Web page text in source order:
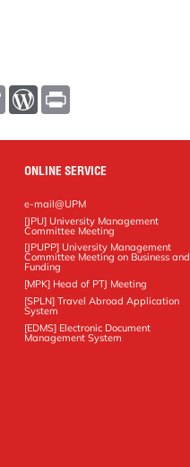
C
W
r
e
s
ONLINE SERVICE
e-mail@UPM
[JPU] University Management
Committee Meeting
[JPUPP] University Management
Committee Meeting on Business and
Funding
[MPK] Head of PTJ Meeting
[SPLN] Travel Abroad Application
System
[EDMS] Electronic Document
Management System